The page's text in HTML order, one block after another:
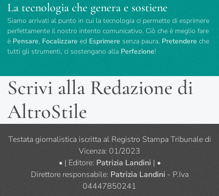
La tecnologia che genera e sostiene
Siamo arrivati al punto in cui la tecnologia ci permette di esprimere
perfettamente il nostro intento comunicativo. Ciò che è meglio fare
è Pensare, Focalizzare ed Esprimere senza paura. Pretendere che
tutti gli strumenti, ci sostengano alla Perfezione!
Scrivi alla Redazione di
AltroStile
Testata giornalistica iscritta al Registro Stampa Tribunale di
Vicenza: 01/2023
• | Editore: Patrizia Landini | •
Direttore responsabile: Patrizia Landini - P.Iva
04447850241